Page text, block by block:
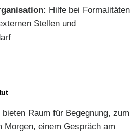
Hilfe bei Formalitäten
Stellen und
Raum für Begegnung, zum
Morgen, einem Gespräch am